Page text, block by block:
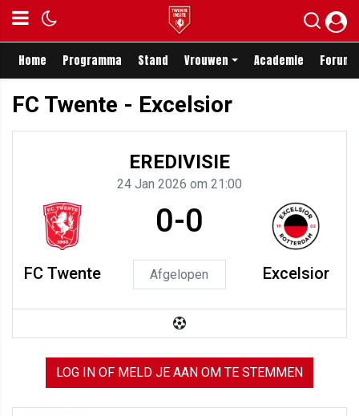
Home Programma Stand Vrouwen Academie Forum
FC Twente - Excelsior
EREDIVISIE
24 Jan 2026 om 21:00
FC Twente
0-0
Afgelopen Excelsior
LOG IN OF MELD JE AAN OM TE STEMMEN